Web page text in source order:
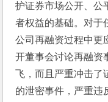
护证券市场公开、公
者权益的基础。对于
公司再融资过程中更
开董事会讨论再融资
飞，而且严重冲击了
的泄密事件，严重违